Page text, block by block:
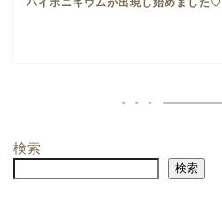
ハイポニキウムが出現し始めました♡
検索
検索